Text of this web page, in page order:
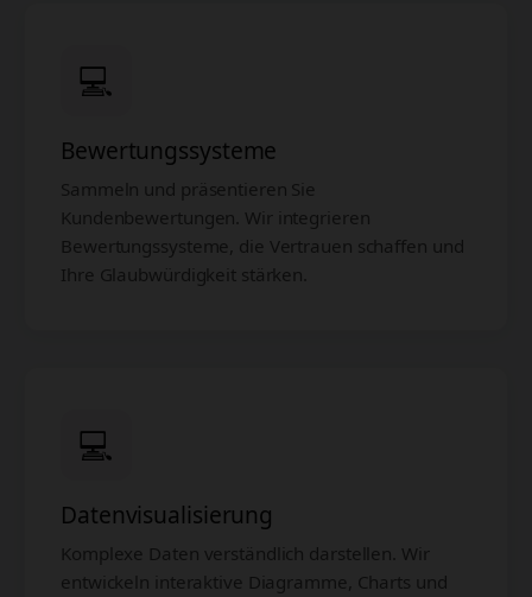
💻
Bewertungssysteme
Sammeln und präsentieren Sie
Kundenbewertungen. Wir integrieren
Bewertungssysteme, die Vertrauen schaffen und
Ihre Glaubwürdigkeit stärken.
💻
Datenvisualisierung
Komplexe Daten verständlich darstellen. Wir
entwickeln interaktive Diagramme, Charts und